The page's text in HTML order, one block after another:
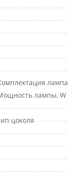
лампы, W
цоколя